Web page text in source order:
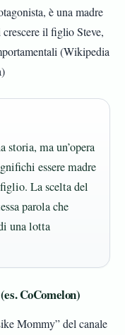
è una madre
il figlio Steve,
(Wikipedia
ma un’opera
essere madre
La scelta del
parola che
una lotta
CoComelon)
Mommy” del canale